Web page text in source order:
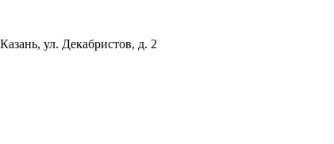
ул. Декабристов, д. 2